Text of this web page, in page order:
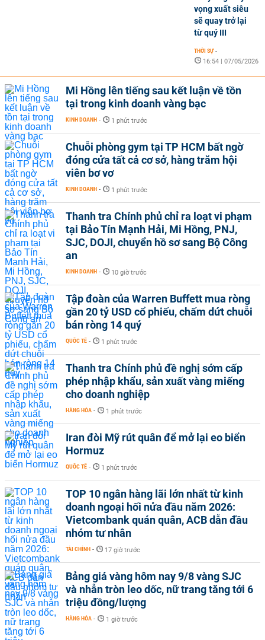
vọng xuất siêu
sẽ quay trở lại
từ quý III
THỜI SỰ -
16:54 | 07/05/2026
Mi Hồng lên tiếng sau kết luận về tồn
tại trong kinh doanh vàng bạc
KINH DOANH - 1 phút trước
Chuỗi phòng gym tại TP HCM bất ngờ
đóng cửa tất cả cơ sở, hàng trăm hội
viên bơ vơ
KINH DOANH - 1 phút trước
Thanh tra Chính phủ chỉ ra loạt vi phạm
tại Bảo Tín Mạnh Hải, Mi Hồng, PNJ,
SJC, DOJI, chuyển hồ sơ sang Bộ Công
an
KINH DOANH - 10 giờ trước
Tập đoàn của Warren Buffett mua ròng
gần 20 tỷ USD cổ phiếu, chấm dứt chuỗi
bán ròng 14 quý
QUỐC TẾ - 1 phút trước
Thanh tra Chính phủ đề nghị sớm cấp
phép nhập khẩu, sản xuất vàng miếng
cho doanh nghiệp
HÀNG HÓA - 1 phút trước
Iran đòi Mỹ rút quân để mở lại eo biển
Hormuz
QUỐC TẾ - 1 phút trước
TOP 10 ngân hàng lãi lớn nhất từ kinh
doanh ngoại hối nửa đầu năm 2026:
Vietcombank quán quân, ACB dẫn đầu
nhóm tư nhân
TÀI CHÍNH - 17 giờ trước
Bảng giá vàng hôm nay 9/8 vàng SJC
và nhẫn tròn leo dốc, nữ trang tăng tới 6
triệu đồng/lượng
HÀNG HÓA - 1 giờ trước